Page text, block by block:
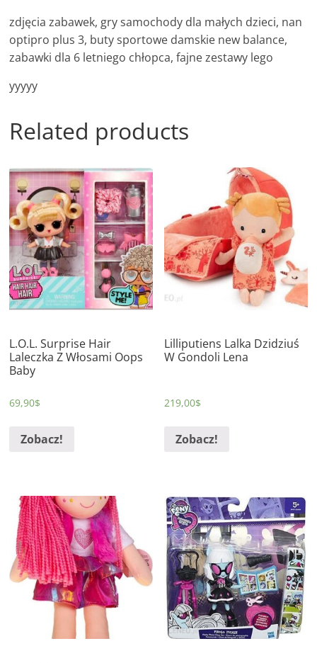
zdjęcia zabawek, gry samochody dla małych dzieci, nan
optipro plus 3, buty sportowe damskie new balance,
zabawki dla 6 letniego chłopca, fajne zestawy lego
yyyyy
Related products
L.O.L. Surprise Hair
Laleczka Z Włosami Oops
Baby
69,90$
Zobacz!
Lilliputiens Lalka Dzidziuś
W Gondoli Lena
219,00$
Zobacz!